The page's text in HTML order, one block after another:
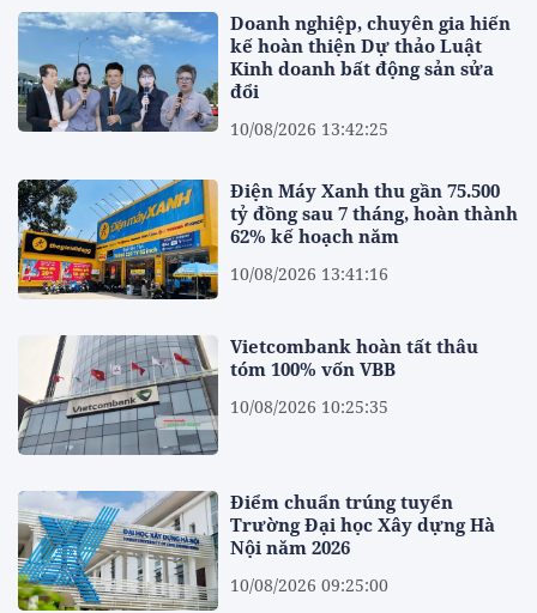
Doanh nghiệp, chuyên gia hiến
kế hoàn thiện Dự thảo Luật
Kinh doanh bất động sản sửa
đổi
10/08/2026 13:42:25
Điện Máy Xanh thu gần 75.500
tỷ đồng sau 7 tháng, hoàn thành
62% kế hoạch năm
10/08/2026 13:41:16
Vietcombank hoàn tất thâu
tóm 100% vốn VBB
10/08/2026 10:25:35
Điểm chuẩn trúng tuyển
Trường Đại học Xây dựng Hà
Nội năm 2026
10/08/2026 09:25:00